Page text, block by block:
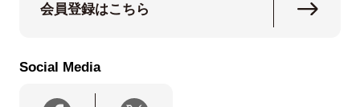
会員登録はこちら
Social Media